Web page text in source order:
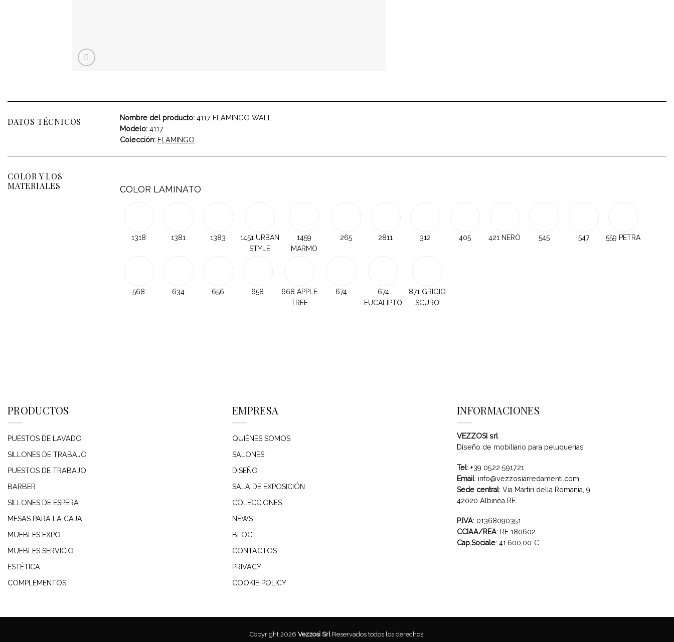
DATOS TÉCNICOS Nombre del producto: 4117 FLAMINGO WALL
Modelo: 4117
Colección: FLAMINGO
COLOR Y LOS
MATERIALES
COLOR LAMINATO
1318 1381 1383
1451 URBAN
STYLE
1459
MARMO
265 2811 312 405 421 NERO 545 547 559 PETRA
568 634 656 658
668 APPLE
TREE
674
674
EUCALIPTO
871 GRIGIO
SCURO
PRODUCTOS
PUESTOS DE LAVADO
SILLONES DE TRABAJO
PUESTOS DE TRABAJO
BARBER
SILLONES DE ESPERA
MESAS PARA LA CAJA
MUEBLES EXPO
MUEBLES SERVICIO
ESTÉTICA
COMPLEMENTOS
EMPRESA
QUIÉNES SOMOS
SALONES
DISEÑO
SALA DE EXPOSICIÓN
COLECCIONES
NEWS
BLOG
CONTACTOS
PRIVACY
COOKIE POLICY
INFORMACIONES
VEZZOSI srl
Diseño de mobiliario para peluquerías
Tel: +39 0522 591721
Email: info@vezzosiarredamenti.com
Sede central: Via Martiri della Romania, 9
42020 Albinea RE
P.IVA: 01368090351
CCIAA/REA: RE 180602
Cap.Sociale: 41.600,00 €
Copyright 2026 Vezzosi SrlReservados todos los derechos.